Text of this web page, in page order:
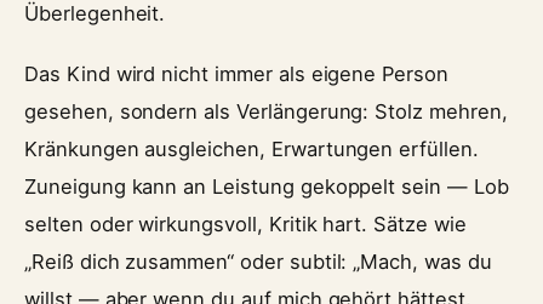
Überlegenheit.
Das Kind wird nicht immer als eigene Person
gesehen, sondern als Verlängerung: Stolz mehren,
Kränkungen ausgleichen, Erwartungen erfüllen.
Zuneigung kann an Leistung gekoppelt sein — Lob
selten oder wirkungsvoll, Kritik hart. Sätze wie
„Reiß dich zusammen“ oder subtil: „Mach, was du
willst — aber wenn du auf mich gehört hättest,